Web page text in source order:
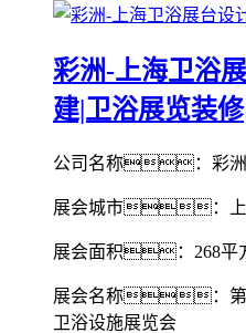
彩洲-上海卫浴
建|卫浴展览装修
公司名称：彩洲
展会城市：
展会面积：268平
展会名称：第
卫浴设施展览会